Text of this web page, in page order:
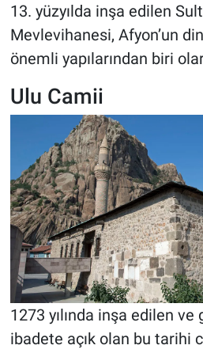
13. yüzyılda inşa edilen
Mevlevihanesi, Afyon’un
önemli yapılarından biri
Ulu Camii
1273 yılında inşa edilen
ibadete açık olan bu tarihi